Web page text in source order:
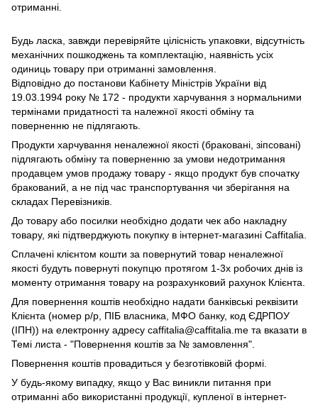
отриманні.
Будь ласка, завжди перевіряйте цілісність упаковки, відсутність
механічних пошкоджень та комплектацію, наявність усіх
одиниць товару при отриманні замовлення.
Відповідно до постанови Кабінету Міністрів України від
19.03.1994 року № 172 - продукти харчування з нормальними
термінами придатності та належної якості обміну та
поверненню не підлягають.
Продукти харчування неналежної якості (браковані, зіпсовані)
підлягають обміну та поверненню за умови недотримання
продавцем умов продажу товару - якщо продукт був спочатку
бракований, а не під час транспортування чи зберігання на
складах Перевізників.
До товару або посилки необхідно додати чек або накладну
товару, які підтверджують покупку в інтернет-магазині Caffitalia.
Сплачені клієнтом кошти за повернутий товар неналежної
якості будуть повернуті покупцю протягом 1-3х робочих днів із
моменту отримання товару на розрахунковий рахунок Клієнта.
Для повернення коштів необхідно надати банківські реквізити
Клієнта (номер р/р, ПІБ власника, МФО банку, код ЄДРПОУ
(ІПН)) на електронну адресу caffitalia@caffitalia.me та вказати в
Темі листа - "Повернення коштів за № замовлення".
Повернення коштів провадиться у безготівковій формі.
У будь-якому випадку, якщо у Вас виникли питання при
отриманні або використанні продукції, купленої в інтернет-